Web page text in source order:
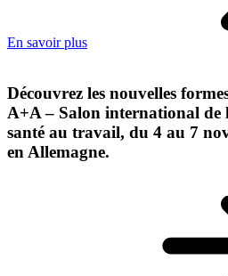
En savoir plus
Découvrez les nouvelles
A+A – Salon international de
santé au travail, du 4 au 7
en Allemagne.